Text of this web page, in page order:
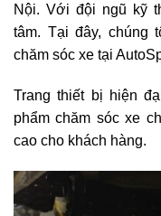
Nội. Với đội ngũ kỹ
tâm. Tại đây, chúng
chăm sóc xe tại
Trang thiết bị hiện
phẩm chăm sóc xe
cao cho khách hàng.